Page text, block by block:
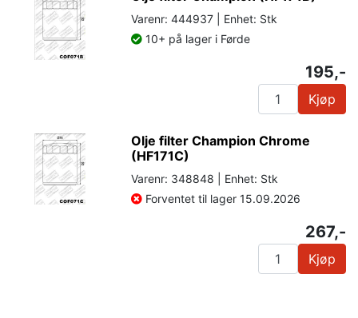
Varenr: 444937 | Enhet: Stk
10+ på lager i Førde
195,-
Kjøp
Olje filter Champion Chrome
(HF171C)
Varenr: 348848 | Enhet: Stk
Forventet til lager 15.09.2026
267,-
Kjøp